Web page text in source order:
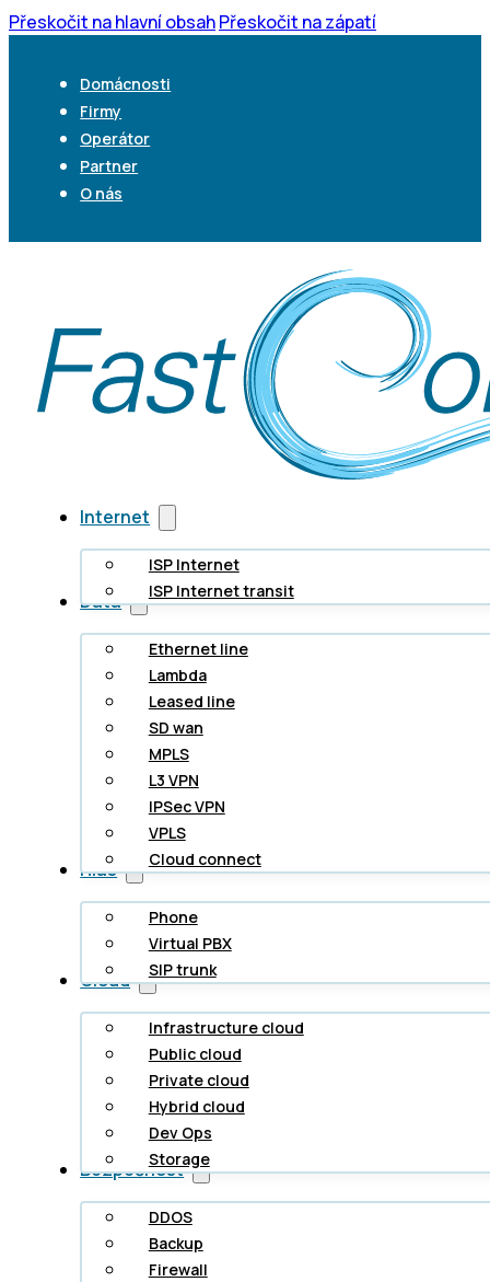
Přeskočit na hlavní obsahPřeskočit na zápatí
Domácnosti
Firmy
Operátor
Partner
O nás
Internet
ISP Internet
ISP Internet transit
Data
Ethernet line
Lambda
Leased line
SD wan
MPLS
L3 VPN
IPSec VPN
VPLS
Cloud connect
Hlas
Phone
Virtual PBX
SIP trunk
Cloud
Infrastructure cloud
Public cloud
Private cloud
Hybrid cloud
Dev Ops
Storage
Bezpečnost
DDOS
Backup
Firewall